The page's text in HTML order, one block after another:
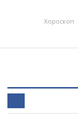
Хороскоп